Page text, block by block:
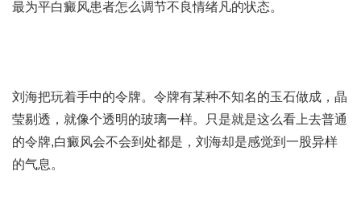
最为平白癜风患者怎么调节不良情绪凡的状态。
刘海把玩着手中的令牌。令牌有某种不知名的玉石做成，晶
莹剔透，就像个透明的玻璃一样。只是就是这么看上去普通
的令牌,白癜风会不会到处都是 ，刘海却是感觉到一股异样
的气息。